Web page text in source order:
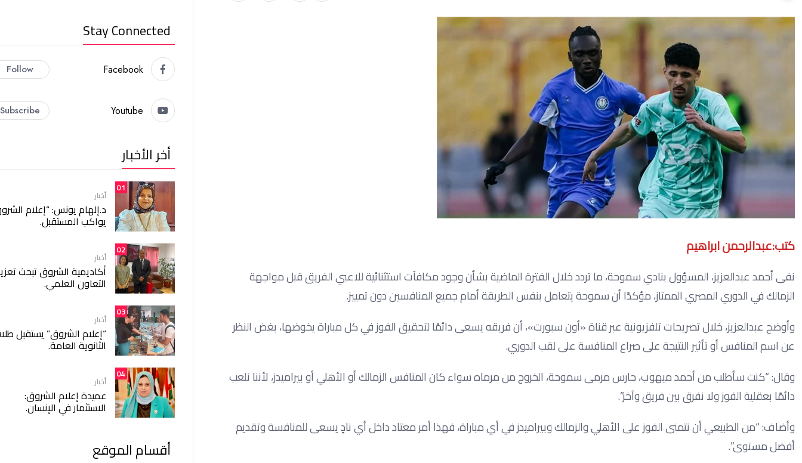
كتب:عبدالرحمن ابراهيم
نفى أحمد عبدالعزيز، المسؤول بنادي سموحة، ما تردد خلال الفترة الماضية بشأن وجود مكافآت استثنائية للاعبي الفريق قبل مواجهة
الزمالك في الدوري المصري الممتاز، مؤكدًا أن سموحة يتعامل بنفس الطريقة أمام جميع المنافسين دون تمييز.
وأوضح عبدالعزيز، خلال تصريحات تلفزيونية عبر قناة «أون سبورت»، أن فريقه يسعى دائمًا لتحقيق الفوز في كل مباراة يخوضها، بغض النظر
عن اسم المنافس أو تأثير النتيجة على صراع المنافسة على لقب الدوري.
وقال: “كنت سأطلب من أحمد ميهوب، حارس مرمى سموحة، الخروج من مرماه سواء كان المنافس الزمالك أو الأهلي أو بيراميدز، لأننا نلعب
دائمًا بعقلية الفوز ولا نفرق بين فريق وآخر”.
وأضاف: “من الطبيعي أن نتمنى الفوز على الأهلي والزمالك وبيراميدز في أي مباراة، فهذا أمر معتاد داخل أي نادٍ يسعى للمنافسة وتقديم
أفضل مستوى”.
Stay Connected
Facebook
Follow
Youtube
Subscribe
أخر الأخبار
01
أخبار
د.إلهام يونس: “إعلام
يواكب المستقبل.
02
أخبار
أكاديمية الشروق تبحث
التعاون العلمي.
03
أخبار
“إعلام الشروق” يستقبل
الثانوية العامة.
04
أخبار
عميدة إعلام الشروق:
الاستثمار في الإنسان.
أقسام الموقع